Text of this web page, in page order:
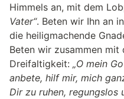
Himmels an, mit dem
Vater“. Beten wir Ihn an
die heiligmachende
Beten wir zusammen
Dreifaltigkeit: „O mein
anbete, hilf mir, mich
Dir zu ruhen, regungslos